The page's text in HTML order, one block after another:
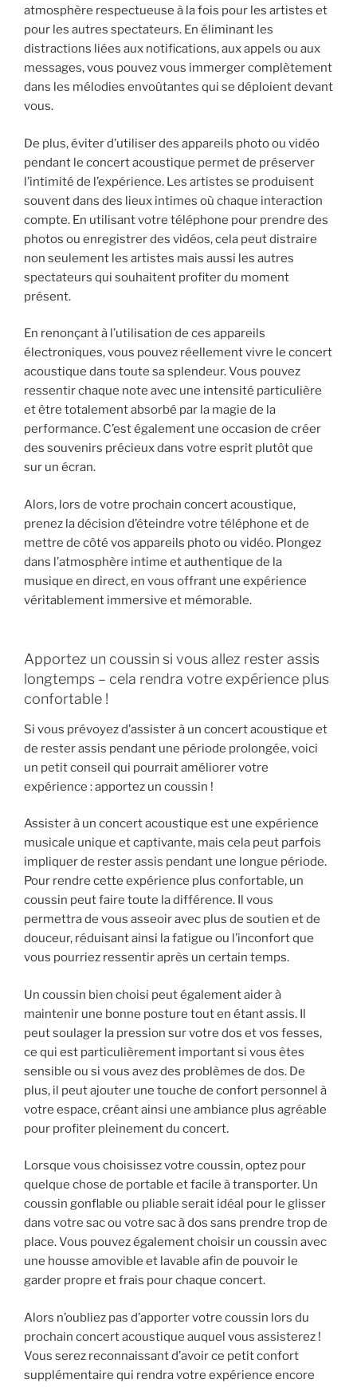
atmosphère respectueuse à la fois pour les artistes et
pour les autres spectateurs. En éliminant les
distractions liées aux notifications, aux appels ou aux
messages, vous pouvez vous immerger complètement
dans les mélodies envoûtantes qui se déploient devant
vous.
De plus, éviter d’utiliser des appareils photo ou vidéo
pendant le concert acoustique permet de préserver
l’intimité de l’expérience. Les artistes se produisent
souvent dans des lieux intimes où chaque interaction
compte. En utilisant votre téléphone pour prendre des
photos ou enregistrer des vidéos, cela peut distraire
non seulement les artistes mais aussi les autres
spectateurs qui souhaitent profiter du moment
présent.
En renonçant à l’utilisation de ces appareils
électroniques, vous pouvez réellement vivre le concert
acoustique dans toute sa splendeur. Vous pouvez
ressentir chaque note avec une intensité particulière
et être totalement absorbé par la magie de la
performance. C’est également une occasion de créer
des souvenirs précieux dans votre esprit plutôt que
sur un écran.
Alors, lors de votre prochain concert acoustique,
prenez la décision d’éteindre votre téléphone et de
mettre de côté vos appareils photo ou vidéo. Plongez
dans l’atmosphère intime et authentique de la
musique en direct, en vous offrant une expérience
véritablement immersive et mémorable.
Apportez un coussin si vous allez rester assis
longtemps – cela rendra votre expérience plus
confortable !
Si vous prévoyez d’assister à un concert acoustique et
de rester assis pendant une période prolongée, voici
un petit conseil qui pourrait améliorer votre
expérience : apportez un coussin !
Assister à un concert acoustique est une expérience
musicale unique et captivante, mais cela peut parfois
impliquer de rester assis pendant une longue période.
Pour rendre cette expérience plus confortable, un
coussin peut faire toute la différence. Il vous
permettra de vous asseoir avec plus de soutien et de
douceur, réduisant ainsi la fatigue ou l’inconfort que
vous pourriez ressentir après un certain temps.
Un coussin bien choisi peut également aider à
maintenir une bonne posture tout en étant assis. Il
peut soulager la pression sur votre dos et vos fesses,
ce qui est particulièrement important si vous êtes
sensible ou si vous avez des problèmes de dos. De
plus, il peut ajouter une touche de confort personnel à
votre espace, créant ainsi une ambiance plus agréable
pour profiter pleinement du concert.
Lorsque vous choisissez votre coussin, optez pour
quelque chose de portable et facile à transporter. Un
coussin gonflable ou pliable serait idéal pour le glisser
dans votre sac ou votre sac à dos sans prendre trop de
place. Vous pouvez également choisir un coussin avec
une housse amovible et lavable afin de pouvoir le
garder propre et frais pour chaque concert.
Alors n’oubliez pas d’apporter votre coussin lors du
prochain concert acoustique auquel vous assisterez !
Vous serez reconnaissant d’avoir ce petit confort
supplémentaire qui rendra votre expérience encore